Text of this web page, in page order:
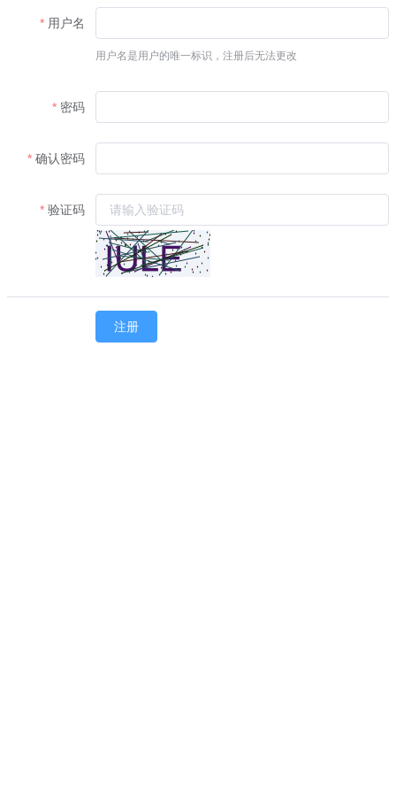
用户名
用户名是用户的唯一标识，注册后无法更改
密码
确认密码
验证码
注册